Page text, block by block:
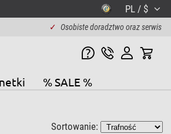
PL / $
✓ Osobiste doradztwo oraz serwis
% SALE %
Sortowanie: